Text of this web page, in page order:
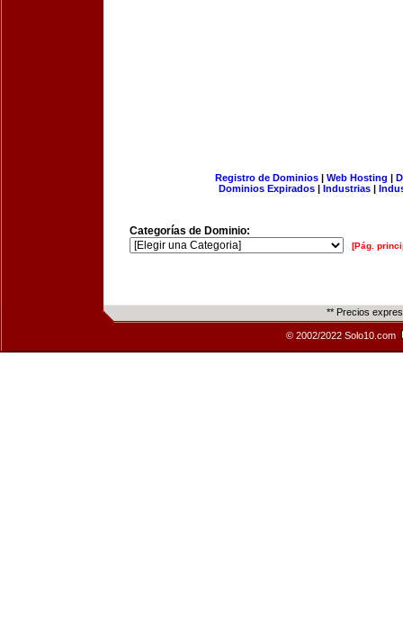
Registro de Dominios| Web Hosting |
Dominios Expirados | Industrias |
Categorías de Dominio:
[Pág.
** Precios
© 2002/2022 Solo10.com